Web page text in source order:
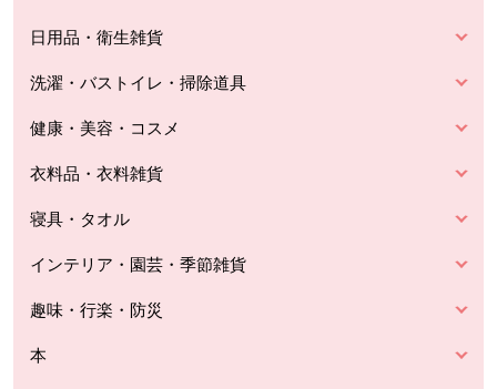
日用品・衛生雑貨
洗濯・バストイレ・掃除道具
健康・美容・コスメ
衣料品・衣料雑貨
寝具・タオル
インテリア・園芸・季節雑貨
趣味・行楽・防災
本